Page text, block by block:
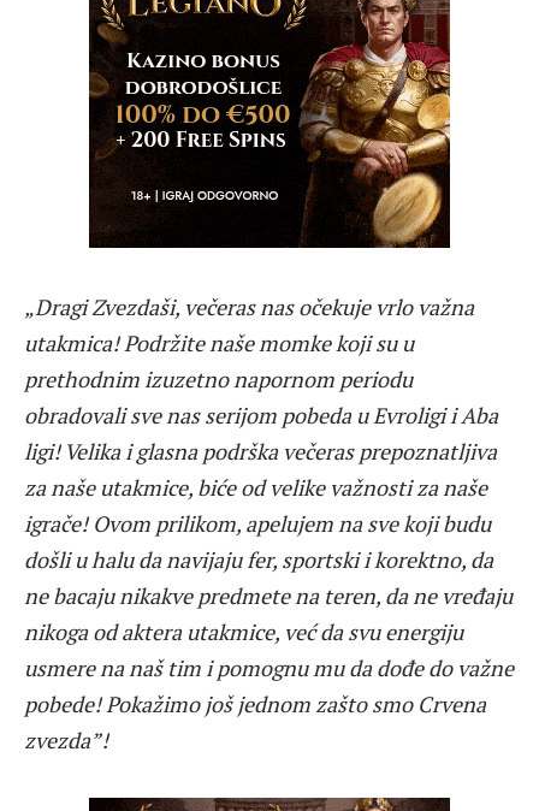
„Dragi Zvezdaši, večeras nas očekuje vrlo važna
utakmica! Podržite naše momke koji su u
prethodnim izuzetno napornom periodu
obradovali sve nas serijom pobeda u Evroligi i Aba
ligi! Velika i glasna podrška večeras prepoznatljiva
za naše utakmice, biće od velike važnosti za naše
igrače! Ovom prilikom, apelujem na sve koji budu
došli u halu da navijaju fer, sportski i korektno, da
ne bacaju nikakve predmete na teren, da ne vređaju
nikoga od aktera utakmice, već da svu energiju
usmere na naš tim i pomognu mu da dođe do važne
pobede! Pokažimo još jednom zašto smo Crvena
zvezda”!